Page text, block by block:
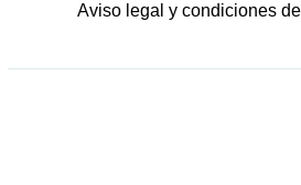
Aviso legal y condiciones